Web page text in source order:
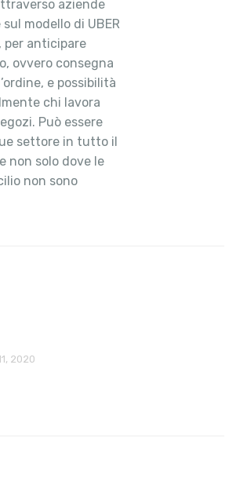
aziende
modello di UBER
anticipare
ovvero consegna
e possibilità
chi lavora
Può essere
settore in tutto il
non solo dove le
non sono
2020